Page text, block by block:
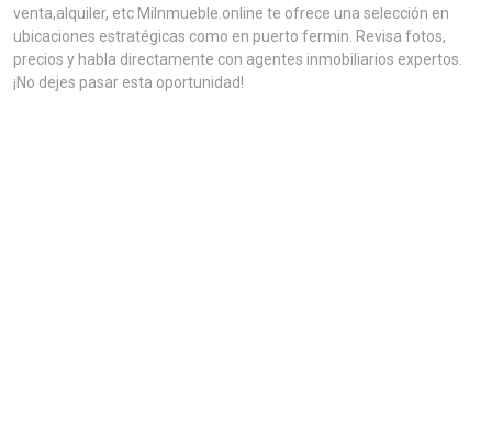
venta,alquiler, etc MiInmueble.online te ofrece una selección en
ubicaciones estratégicas como en puerto fermin. Revisa fotos,
precios y habla directamente con agentes inmobiliarios expertos.
¡No dejes pasar esta oportunidad!